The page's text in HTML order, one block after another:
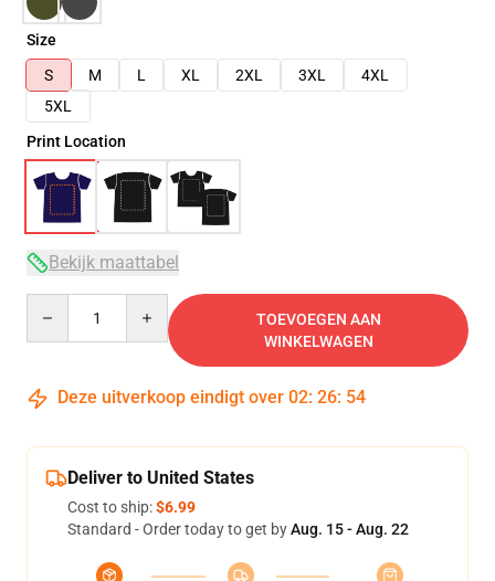
Size
S
M L XL 2XL 3XL
4XL
5XL
Print Location
Bekijk maattabel
TOEVOEGEN AAN
WINKELWAGEN
Deze uitverkoop eindigt over 02: 26: 53
Deliver to United States
Cost to ship:$6.99
Standard - Order today to get byAug. 15 - Aug. 22